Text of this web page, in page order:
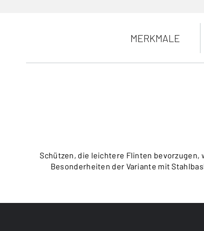
MERKMALE
Schützen, die leichtere Flinten bevorzugen,
Besonderheiten der Variante mit